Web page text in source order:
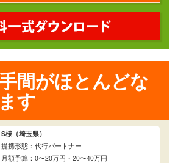
間がほとんどな
す
S様（埼玉県）
提携形態：代行パートナー
月額予算：0〜20万円・20〜40万円